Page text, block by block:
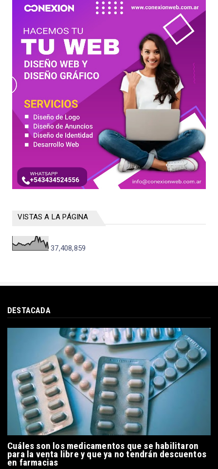
VISTAS A LA PÁGINA
37,408,859
DESTACADA
Cuáles son los medicamentos que se habilitaron
para la venta libre y que ya no tendrán descuentos
en farmacias